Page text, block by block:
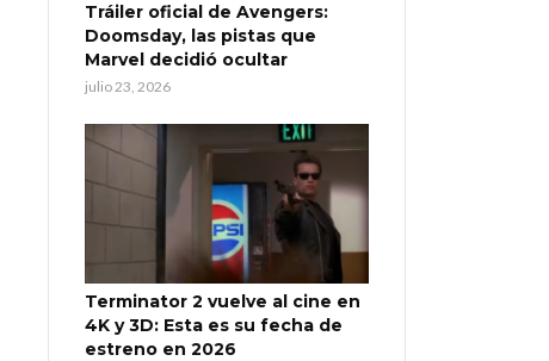
Tráiler oficial de Avengers:
Doomsday, las pistas que
Marvel decidió ocultar
julio 23, 2026
Terminator 2 vuelve al cine en
4K y 3D: Esta es su fecha de
estreno en 2026